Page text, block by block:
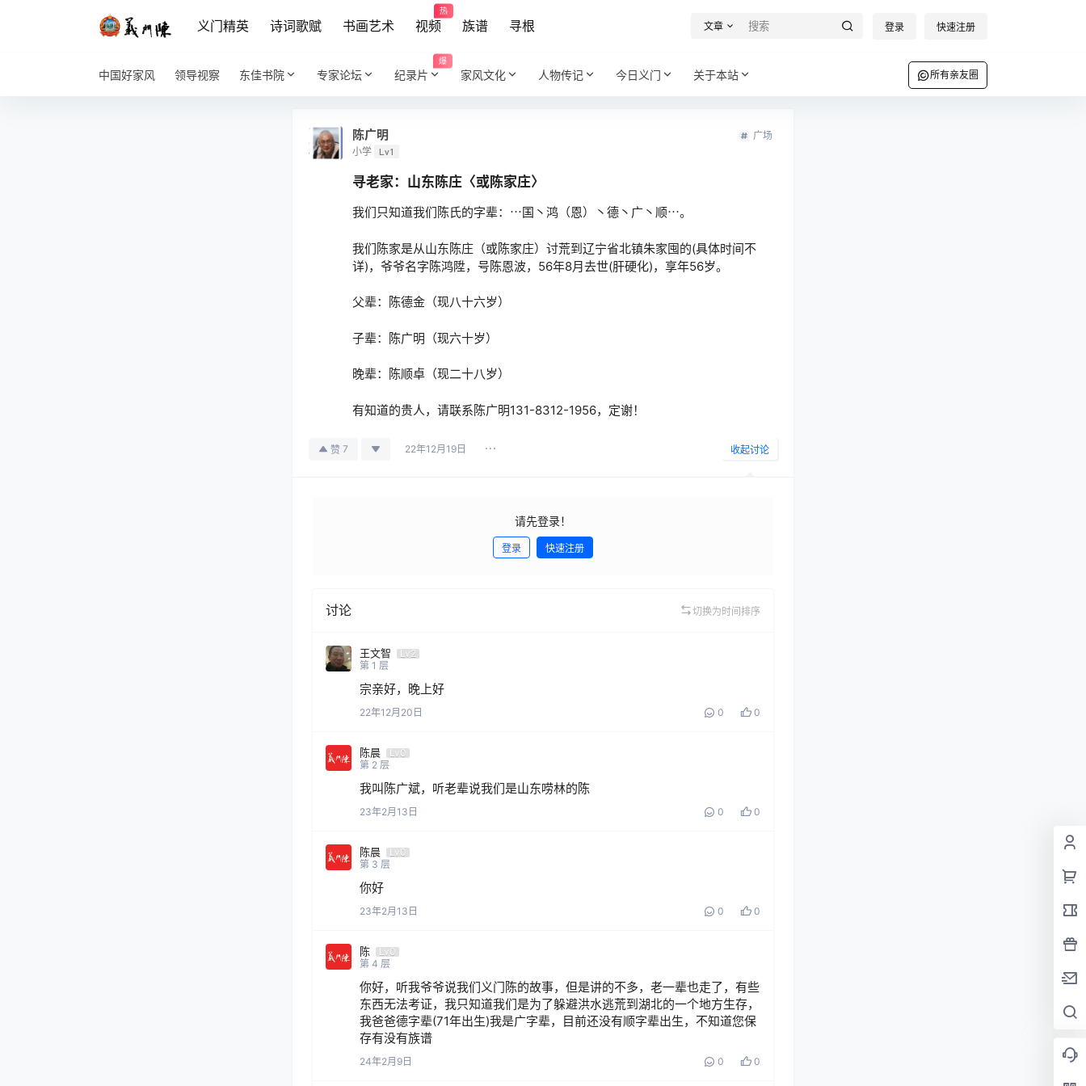
义门精英 诗词歌赋 书画艺术 视频
热
族谱 寻根 文章 登录 快速注册
中国好家风 领导视察 东佳书院 专家论坛 纪录片
爆
家风文化 人物传记 今日义门 关于本站 所有亲友圈
陈广明
小学 Lv1
广场
寻老家：山东陈庄〈或陈家庄〉
我们只知道我们陈氏的字辈：⋯国丶鸿（恩）丶德丶广丶顺⋯。
我们陈家是从山东陈庄（或陈家庄）讨荒到辽宁省北镇朱家囤的(具体时间不
详)，爷爷名字陈鸿陞，号陈恩波，56年8月去世(肝硬化)，享年56岁。
父辈：陈德金（现八十六岁）
子辈：陈广明（现六十岁）
晚辈：陈顺卓（现二十八岁）
有知道的贵人，请联系陈广明131-8312-1956，定谢！
赞 7 22年12月19日 收起讨论
请先登录！
登录 快速注册
讨论 切换为时间排序
王文智
Lv2
第 1 层
宗亲好，晚上好
22年12月20日 0 0
陈晨
Lv0
第 2 层
我叫陈广斌，听老辈说我们是山东唠林的陈
23年2月13日 0 0
陈晨
Lv0
第 3 层
你好
23年2月13日 0 0
陈
Lv0
第 4 层
你好，听我爷爷说我们义门陈的故事，但是讲的不多，老一辈也走了，有些
东西无法考证，我只知道我们是为了躲避洪水逃荒到湖北的一个地方生存，
我爸爸德字辈(71年出生)我是广字辈，目前还没有顺字辈出生，不知道您保
存有没有族谱
24年2月9日 0 0